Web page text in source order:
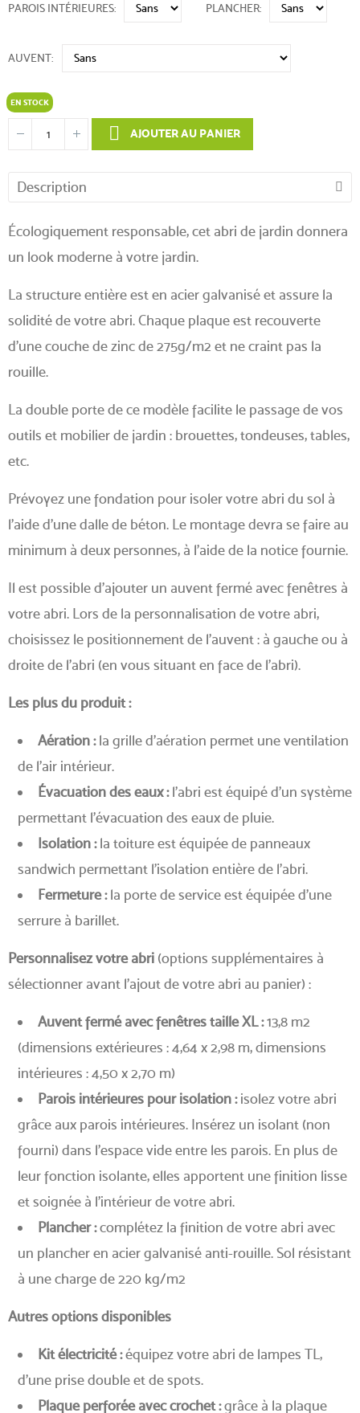
PAROIS INTÉRIEURES PLANCHER
AUVENT
EN STOCK
AJOUTER AU PANIER
Description
Écologiquement responsable, cet abri de jardin donnera
un look moderne à votre jardin.
La structure entière est en acier galvanisé et assure la
solidité de votre abri. Chaque plaque est recouverte
d’une couche de zinc de 275g/m2 et ne craint pas la
rouille.
La double porte de ce modèle facilite le passage de vos
outils et mobilier de jardin : brouettes, tondeuses, tables,
etc.
Prévoyez une fondation pour isoler votre abri du sol à
l’aide d’une dalle de béton. Le montage devra se faire au
minimum à deux personnes, à l’aide de la notice fournie.
Il est possible d’ajouter un auvent fermé avec fenêtres à
votre abri. Lors de la personnalisation de votre abri,
choisissez le positionnement de l’auvent : à gauche ou à
droite de l’abri (en vous situant en face de l’abri).
Les plus du produit :
Aération :la grille d’aération permet une ventilation
de l’air intérieur.
Évacuation des eaux :l’abri est équipé d’un système
permettant l’évacuation des eaux de pluie.
Isolation :la toiture est équipée de panneaux
sandwich permettant l’isolation entière de l’abri.
Fermeture :la porte de service est équipée d’une
serrure à barillet.
Personnalisez votre abri (options supplémentaires à
sélectionner avant l’ajout de votre abri au panier) :
Auvent fermé avec fenêtres taille XL :13,8 m2
(dimensions extérieures : 4,64 x 2,98 m, dimensions
intérieures : 4,50 x 2,70 m)
Parois intérieures pour isolation :isolez votre abri
grâce aux parois intérieures. Insérez un isolant (non
fourni) dans l’espace vide entre les parois. En plus de
leur fonction isolante, elles apportent une finition lisse
et soignée à l’intérieur de votre abri.
Plancher :complétez la finition de votre abri avec
un plancher en acier galvanisé anti-rouille. Sol résistant
à une charge de 220 kg/m2
Autres options disponibles
Kit électricité :équipez votre abri de lampes TL,
d’une prise double et de spots.
Plaque perforée avec crochet :grâce à la plaque